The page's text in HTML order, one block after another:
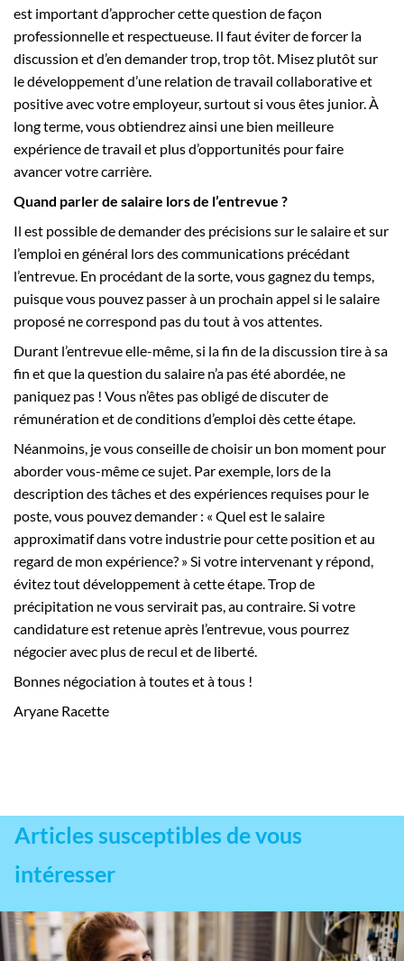
est important d’approcher cette question de façon
professionnelle et respectueuse. Il faut éviter de forcer la
discussion et d’en demander trop, trop tôt. Misez plutôt sur
le développement d’une relation de travail collaborative et
positive avec votre employeur, surtout si vous êtes junior. À
long terme, vous obtiendrez ainsi une bien meilleure
expérience de travail et plus d’opportunités pour faire
avancer votre carrière.
Quand parler de salaire lors de l’entrevue ?
Il est possible de demander des précisions sur le salaire et sur
l’emploi en général lors des communications précédant
l’entrevue. En procédant de la sorte, vous gagnez du temps,
puisque vous pouvez passer à un prochain appel si le salaire
proposé ne correspond pas du tout à vos attentes.
Durant l’entrevue elle-même, si la fin de la discussion tire à sa
fin et que la question du salaire n’a pas été abordée, ne
paniquez pas ! Vous n’êtes pas obligé de discuter de
rémunération et de conditions d’emploi dès cette étape.
Néanmoins, je vous conseille de choisir un bon moment pour
aborder vous-même ce sujet. Par exemple, lors de la
description des tâches et des expériences requises pour le
poste, vous pouvez demander : « Quel est le salaire
approximatif dans votre industrie pour cette position et au
regard de mon expérience? » Si votre intervenant y répond,
évitez tout développement à cette étape. Trop de
précipitation ne vous servirait pas, au contraire. Si votre
candidature est retenue après l’entrevue, vous pourrez
négocier avec plus de recul et de liberté.
Bonnes négociation à toutes et à tous !
Aryane Racette
Articles susceptibles de vous
intéresser